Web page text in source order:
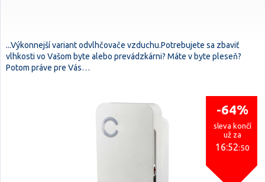
...Výkonnejší variant odvlhčovače vzduchu.Potrebujete sa zbaviť
vlhkosti vo Vašom byte alebo prevádzkárni? Máte v byte pleseň?
Potom práve pre Vás…
-64%
sleva končí
už za
16:52:49